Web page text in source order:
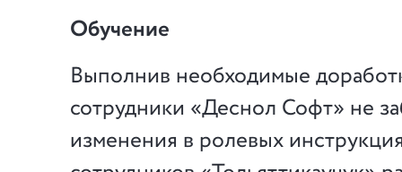
Обучение
Выполнив необходимые
сотрудники «Деснол Софт» не
изменения в ролевых